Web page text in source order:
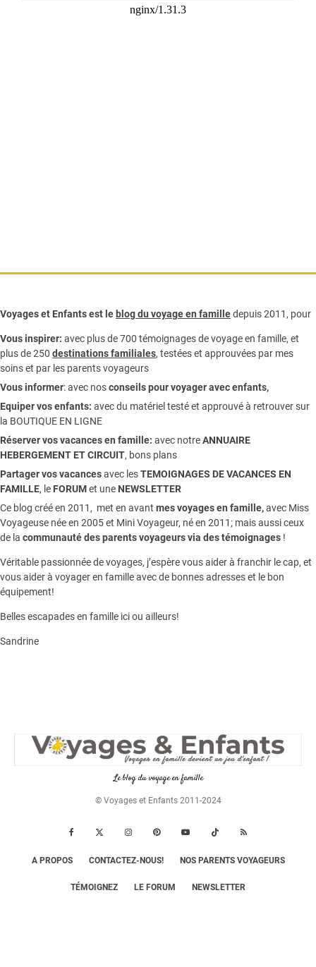
Voyages et Enfants est le blog du voyage en familledepuis 2011, pour
Vous inspirer: avec plus de 700 témoignages devoyage en famille, et
plus de 250 destinations familiales, testées et approuvées par mes
soins et par les parents voyageurs
Vous informer:avec nosconseils pour voyager avec enfants,
Equiper vos enfants: avec du matériel testé et approuvé à retrouver sur
la BOUTIQUE EN LIGNE
Réserver vos vacances en famille: avec notreANNUAIRE
HEBERGEMENT ET CIRCUIT, bons plans
Partager vos vacancesavec lesTEMOIGNAGES DE VACANCES EN
FAMILLE, le FORUMet une NEWSLETTER
Ce blog créé en 2011, met en avant mes voyages en famille,avec Miss
Voyageuse née en 2005 et Mini Voyageur, né en 2011; mais aussi ceux
de la communauté des parents voyageurs via des témoignages !
Véritable passionnée de voyages, j’espère vous aider à franchir le cap, et
vous aider à voyager en famille avec de bonnes adresses et le bon
équipement!
Belles escapades en famille ici ou ailleurs!
Sandrine
Le blog du voyage en famille
© Voyages et Enfants 2011-2024
A PROPOS CONTACTEZ-NOUS! NOS PARENTS VOYAGEURS
TÉMOIGNEZ LE FORUM NEWSLETTER